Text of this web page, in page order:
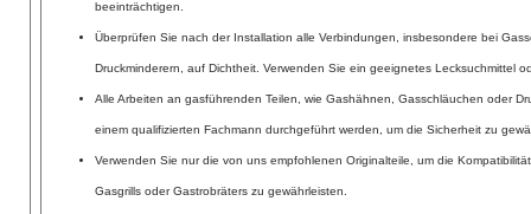
beeinträchtigen.
Überprüfen Sie nach der Installation alle Verbindungen, insbesondere bei
Druckminderern, auf Dichtheit. Verwenden Sie ein geeignetes Lecksuchmittel
Alle Arbeiten an gasführenden Teilen, wie Gashähnen, Gasschläuchen oder
einem qualifizierten Fachmann durchgeführt werden, um die Sicherheit zu
Verwenden Sie nur die von uns empfohlenen Originalteile, um die
Gasgrills oder Gastrobräters zu gewährleisten.